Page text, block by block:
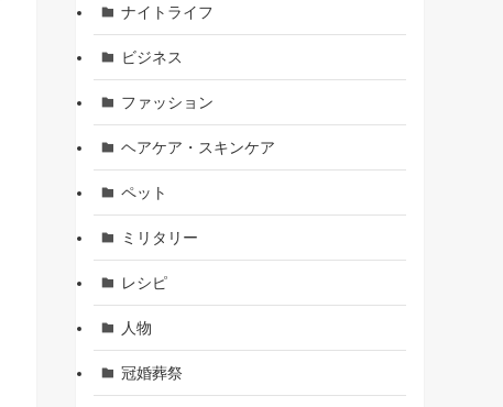
ナイトライフ
ビジネス
ファッション
ヘアケア・スキンケア
ペット
ミリタリー
レシピ
人物
冠婚葬祭